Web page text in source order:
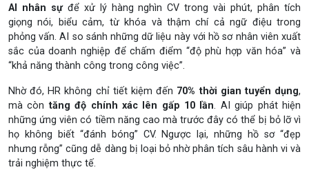
AI nhân sựđể xử lý hàng nghìn CV trong vài phút, phân tích
giọng nói, biểu cảm, từ khóa và thậm chí cả ngữ điệu trong
phỏng vấn. AI so sánh những dữ liệu này với hồ sơ nhân viên xuất
sắc của doanh nghiệp để chấm điểm “độ phù hợp văn hóa” và
“khả năng thành công trong công việc”.
Nhờ đó, HR không chỉ tiết kiệm đến 70% thời gian tuyển dụng,
mà còntăng độ chính xác lên gấp 10 lần. AI giúp phát hiện
những ứng viên có tiềm năng cao mà trước đây có thể bị bỏ lỡ vì
họ không biết “đánh bóng” CV. Ngược lại, những hồ sơ “đẹp
nhưng rỗng” cũng dễ dàng bị loại bỏ nhờ phân tích sâu hành vi và
trải nghiệm thực tế.